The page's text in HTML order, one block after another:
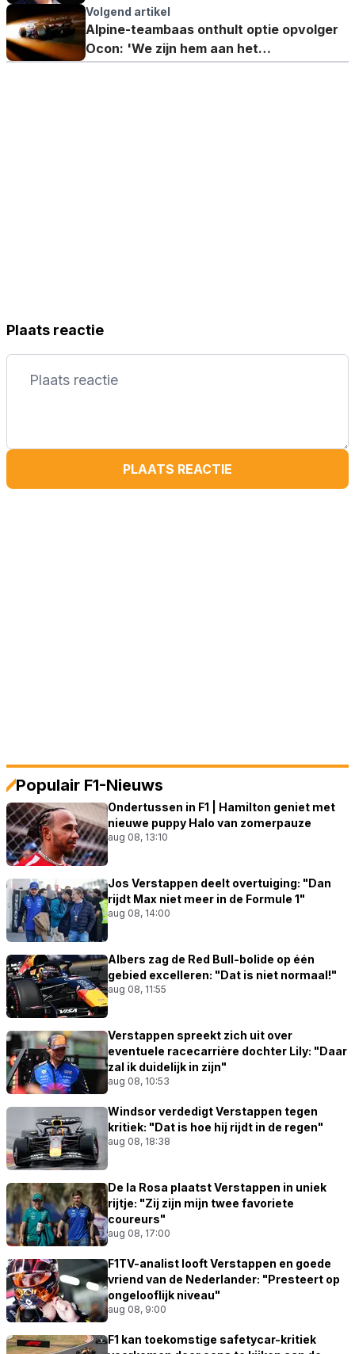
rijden?
Volgend artikel
Alpine-teambaas onthult optie opvolger
Ocon: 'We zijn hem aan het
voorbereiden'
Plaats reactie
PLAATS REACTIE
Populair F1-Nieuws
Ondertussen in F1 | Hamilton geniet met
nieuwe puppy Halo van zomerpauze
aug 08, 13:10
Jos Verstappen deelt overtuiging: "Dan
rijdt Max niet meer in de Formule 1"
aug 08, 14:00
Albers zag de Red Bull-bolide op één
gebied excelleren: "Dat is niet normaal!"
aug 08, 11:55
Verstappen spreekt zich uit over
eventuele racecarrière dochter Lily: "Daar
zal ik duidelijk in zijn"
aug 08, 10:53
Windsor verdedigt Verstappen tegen
kritiek: "Dat is hoe hij rijdt in de regen"
aug 08, 18:38
De la Rosa plaatst Verstappen in uniek
rijtje: "Zij zijn mijn twee favoriete
coureurs"
aug 08, 17:00
F1TV-analist looft Verstappen en goede
vriend van de Nederlander: "Presteert op
ongelooflijk niveau"
aug 08, 9:00
F1 kan toekomstige safetycar-kritiek